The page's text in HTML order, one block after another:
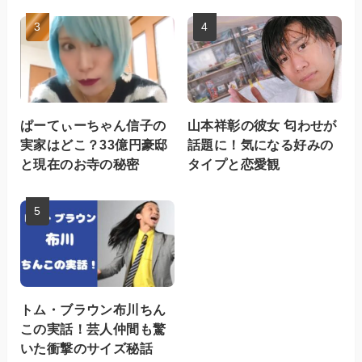
ぱーてぃーちゃん信子の
実家はどこ？33億円豪邸
と現在のお寺の秘密
山本祥彰の彼女 匂わせが
話題に！気になる好みの
タイプと恋愛観
トム・ブラウン布川ちん
この実話！芸人仲間も驚
いた衝撃のサイズ秘話